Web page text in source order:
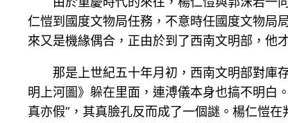
仁愷到國度文物局任務，不意時任國度文物局
來又是機緣偶合，正由於到了西南文明部，他
那是上世紀五十年月初，西南文明部對庫
明上河圖》躲在里面，連溥儀本身也搞不明白
真亦假”，其真臉孔反而成了一個謎。楊仁愷